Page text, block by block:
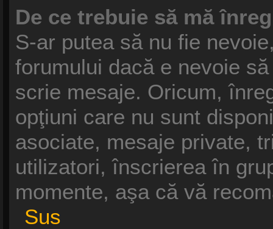
De ce trebuie să mă
S-ar putea să nu fie
forumului dacă e nevoie
scrie mesaje. Oricum,
opţiuni care nu sunt
asociate, mesaje private,
utilizatori, înscrierea în
momente, aşa că vă
Sus